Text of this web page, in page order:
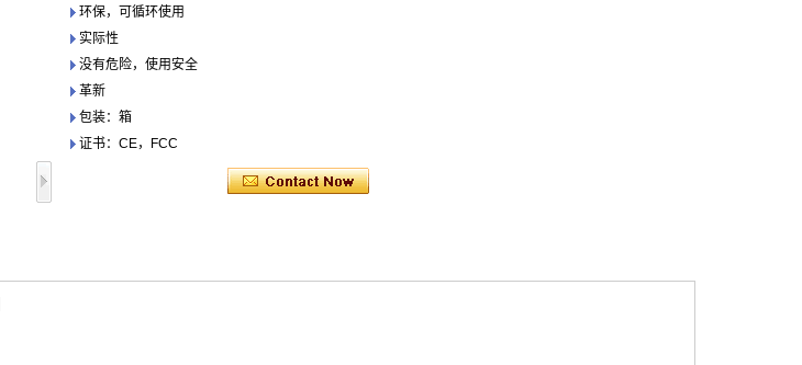
环保，可循环使用
实际性
没有危险，使用安全
革新
包装：箱
证书：CE，FCC